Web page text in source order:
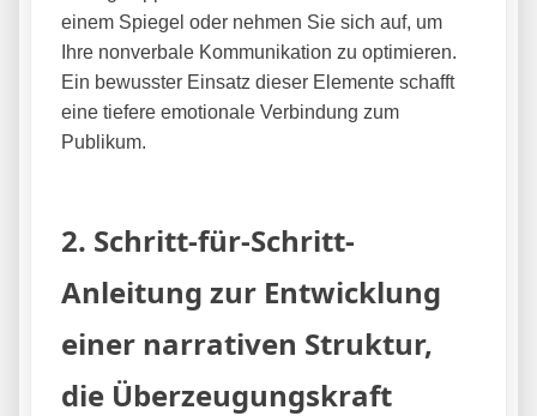
einem Spiegel oder nehmen Sie sich auf, um
Ihre nonverbale Kommunikation zu optimieren.
Ein bewusster Einsatz dieser Elemente schafft
eine tiefere emotionale Verbindung zum
Publikum.
2. Schritt-für-Schritt-
Anleitung zur Entwicklung
einer narrativen Struktur,
die Überzeugungskraft